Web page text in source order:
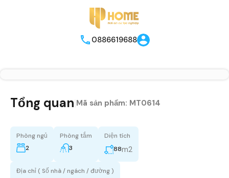
0886619688
Tổng quan Mã sản phẩm: MT0614
Phòng ngủ
2
Phòng tắm
3
Diện tích
88m2
Địa chỉ ( Số nhà / ngách / đường )